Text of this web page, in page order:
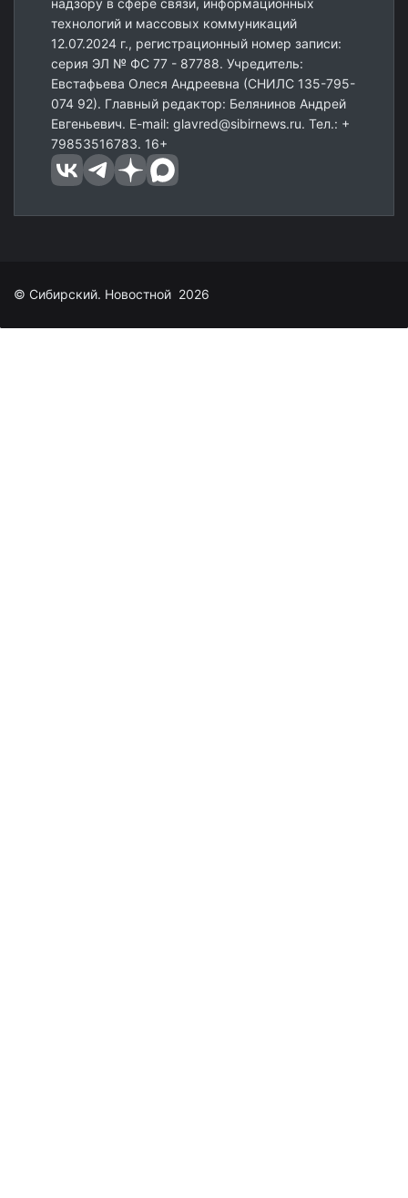
надзору в сфере связи, информационных
технологий и массовых коммуникаций
12.07.2024 г., регистрационный номер записи:
серия ЭЛ № ФС 77 - 87788. Учредитель:
Евстафьева Олеся Андреевна (СНИЛС 135-795-
074 92). Главный редактор: Белянинов Андрей
Евгеньевич. E-mail: glavred@sibirnews.ru. Тел.: +
79853516783. 16+
© Сибирский. Новостной 2026